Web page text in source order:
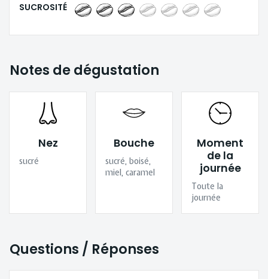
SUCROSITÉ
Notes de dégustation
Nez
sucré
Bouche
sucré, boisé,
miel, caramel
Moment
de la
journée
Toute la
journée
Questions / Réponses